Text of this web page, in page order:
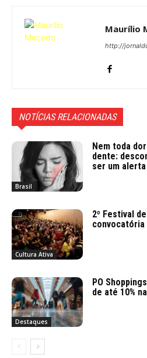
Maurílio
http://
NOTÍCIAS RELACIONADAS
Brasil
Nem toda
dente:
ser um
Cultura Ativa
2º Festival
convocatória
Destaques
PO
de até 10%